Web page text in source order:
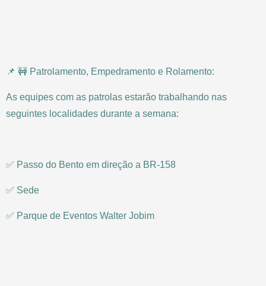
📌 🚧 Patrolamento, Empedramento e Rolamento:
As equipes com as patrolas estarão trabalhando nas
seguintes localidades durante a semana:
✅ Passo do Bento em direção a BR-158
✅ Sede
✅ Parque de Eventos Walter Jobim